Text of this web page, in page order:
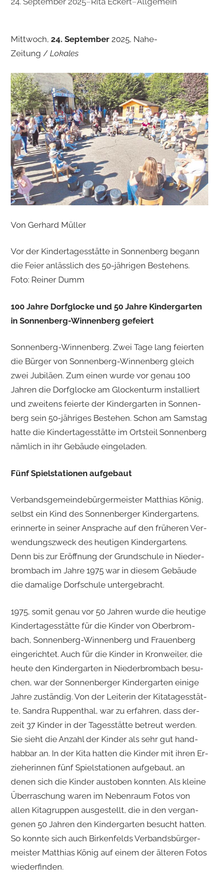
Mittwoch, 24. September2025, Nahe-
Zeitung / Lokales
Von Ger­hard Mül­ler
Vor der Kindertagesstätte in Sonnenberg begann
die Feier anlässlich des 50-jährigen Bestehens.
Foto: Reiner Dumm
100 Jahre Dorf­glo­cke und 50 Jahre Kin­der­gar­ten
in Son­nen­berg-Win­nen­berg ge­fei­ert
Son­nen­berg-Win­nen­berg. Zwei Tage lang fei­er­ten
die Bür­ger von Son­nen­berg-Win­nen­berg gleich
zwei Ju­bi­lä­en. Zum einen wurde vor genau 100
Jah­ren die Dorf­glo­cke am Glo­cken­turm in­stal­liert
und zwei­tens fei­er­te der Kin­der­gar­ten in Son­nen­
berg sein 50-jäh­ri­ges Be­stehen. Schon am Sams­tag
hatte die Kin­der­ta­ges­stät­te im Orts­teil Son­nen­berg
näm­lich in ihr Ge­bäu­de ein­ge­la­den.
Fünf Spiel­sta­tio­nen auf­ge­baut
Ver­bands­ge­mein­de­bür­ger­meis­ter Mat­thi­as König,
selbst ein Kind des Son­nen­ber­ger Kin­der­gar­tens,
er­in­ner­te in sei­ner An­spra­che auf den frü­he­ren Ver­
wen­dungs­zweck des heu­ti­gen Kin­der­gar­tens.
Denn bis zur Er­öff­nung der Grund­schu­le in Nie­der­
brom­bach im Jahre 1975 war in die­sem Ge­bäu­de
die da­ma­li­ge Dorf­schu­le un­ter­ge­bracht.
1975, somit genau vor 50 Jah­ren wurde die heu­ti­ge
Kin­der­ta­ges­stät­te für die Kin­der von Ober­brom­
bach, Son­nen­berg-Win­nen­berg und Frau­en­berg
ein­ge­rich­tet. Auch für die Kin­der in Kron­wei­ler, die
heute den Kin­der­gar­ten in Nie­der­brom­bach be­su­
chen, war der Son­nen­ber­ger Kin­der­gar­ten ei­ni­ge
Jahre zu­stän­dig. Von der Lei­te­rin der Ki­ta­ta­ges­stät­
te, San­dra Rup­pen­thal, war zu er­fah­ren, dass der­
zeit 37 Kin­der in der Ta­ges­stät­te be­treut wer­den.
Sie sieht die An­zahl der Kin­der als sehr gut hand­
hab­bar an. In der Kita hat­ten die Kin­der mit ihren Er­
zie­he­rin­nen fünf Spiel­sta­tio­nen auf­ge­baut, an
denen sich die Kin­der aus­to­ben konn­ten. Als klei­ne
Über­ra­schung waren im Ne­ben­raum Fotos von
allen Ki­ta­grup­pen aus­ge­stellt, die in den ver­gan­
ge­nen 50 Jah­ren den Kin­der­gar­ten be­sucht hat­ten.
So konn­te sich auch Bir­ken­felds Ver­bands­bür­ger­
meis­ter Mat­thi­as König auf einem der äl­te­ren Fotos
wie­der­fin­den.